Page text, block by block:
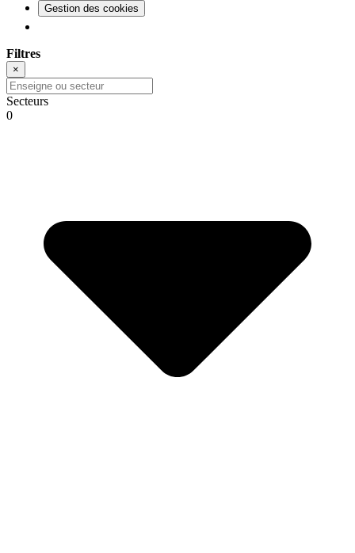
Gestion des cookies
Filtres
×
Secteurs
0